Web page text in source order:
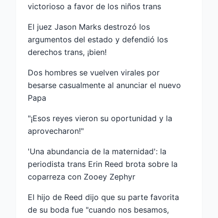
victorioso a favor de los niños trans
El juez Jason Marks destrozó los
argumentos del estado y defendió los
derechos trans, ¡bien!
Dos hombres se vuelven virales por
besarse casualmente al anunciar el nuevo
Papa
"¡Esos reyes vieron su oportunidad y la
aprovecharon!"
'Una abundancia de la maternidad': la
periodista trans Erin Reed brota sobre la
coparreza con Zooey Zephyr
El hijo de Reed dijo que su parte favorita
de su boda fue "cuando nos besamos,